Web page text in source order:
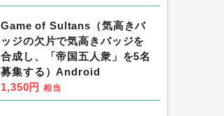
Game of Sultans（気高きバ
ッジの欠片で気高きバッジを
合成し、「帝国五人衆」を5名
募集する）Android
1,350円 相当